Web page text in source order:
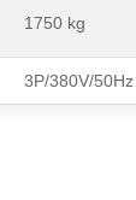
1750 kg
3P/380V/50Hz